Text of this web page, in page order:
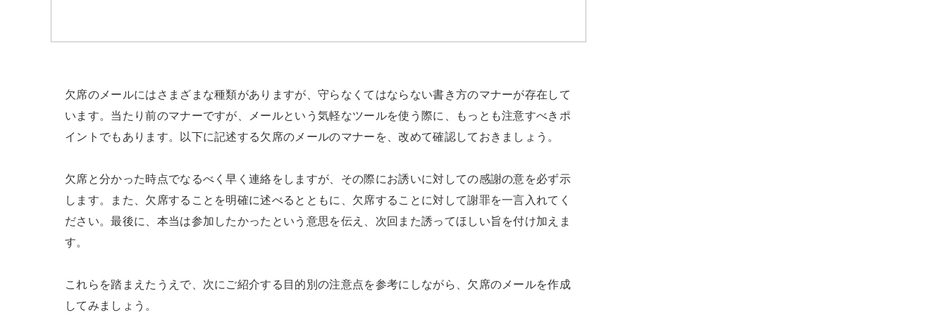
欠席のメールにはさまざまな種類がありますが、守らなくてはならない書き方のマナーが存在して
います。当たり前のマナーですが、メールという気軽なツールを使う際に、もっとも注意すべきポ
イントでもあります。以下に記述する欠席のメールのマナーを、改めて確認しておきましょう。
欠席と分かった時点でなるべく早く連絡をしますが、その際にお誘いに対しての感謝の意を必ず示
します。また、欠席することを明確に述べるとともに、欠席することに対して謝罪を一言入れてく
ださい。最後に、本当は参加したかったという意思を伝え、次回また誘ってほしい旨を付け加えま
す。
これらを踏まえたうえで、次にご紹介する目的別の注意点を参考にしながら、欠席のメールを作成
してみましょう。